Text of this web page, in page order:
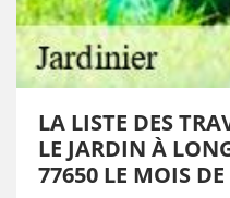
LA LISTE DES
LE JARDIN À
77650 LE MOIS DE